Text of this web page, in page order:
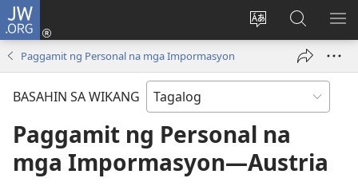
JW.ORG
Baguhin
ng
Mag-
log
bubukas
bagong
window)
sa
JW.ORG
Paggamit ng Personal na mga Impormasyon
BASAHIN SA WIKANG
Paggamit ng Personal na
mga Impormasyon—Austria